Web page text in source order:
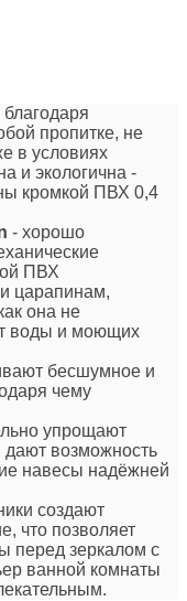
благодаря
пропитке, не
в условиях
и экологична -
кромкой ПВХ 0,4
- хорошо
ПВХ
царапинам,
она не
воды и моющих
бесшумное и
чему
упрощают
возможность
навесы надёжней
создают
что позволяет
перед зеркалом с
ванной комнаты